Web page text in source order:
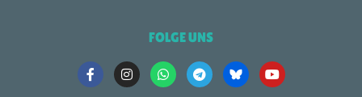
FOLGE UNS